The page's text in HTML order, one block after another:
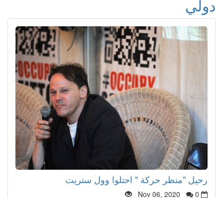
دولي
رحيل "منظر حركة " احتلوا وول ستريت
Nov 06, 2020 0